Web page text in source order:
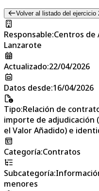
Volver al listado del ejercicio
Responsable:Centros de
Lanzarote
Actualizado:22/04/2026
Datos desde:16/04/2026
Tipo:Relación de
importe de adjudicación
el Valor Añadido) e
Categoría:Contratos
Subcategoría:
menores